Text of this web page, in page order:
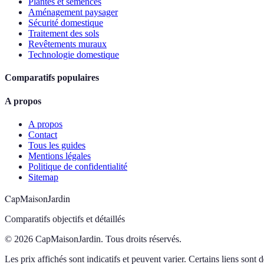
Aménagement paysager
Sécurité domestique
Traitement des sols
Revêtements muraux
Technologie domestique
Comparatifs populaires
A propos
A propos
Contact
Tous les guides
Mentions légales
Politique de confidentialité
Sitemap
CapMaisonJardin
Comparatifs objectifs et détaillés
© 2026 CapMaisonJardin. Tous droits réservés.
Les prix affichés sont indicatifs et peuvent varier. Certains liens sont